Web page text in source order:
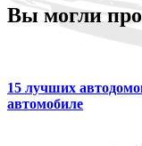
Вы могли
15 лучших
автомобиле